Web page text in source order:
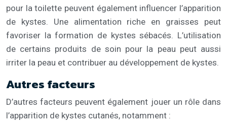
pour la toilette peuvent également influencer l’apparition
de kystes. Une alimentation riche en graisses peut
favoriser la formation de kystes sébacés. L’utilisation
de certains produits de soin pour la peau peut aussi
irriter la peau et contribuer au développement de kystes.
Autres facteurs
D’autres facteurs peuvent également jouer un rôle dans
l’apparition de kystes cutanés, notamment :